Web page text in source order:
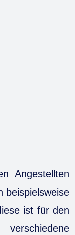
Angestellten
beispielsweise
ist für den